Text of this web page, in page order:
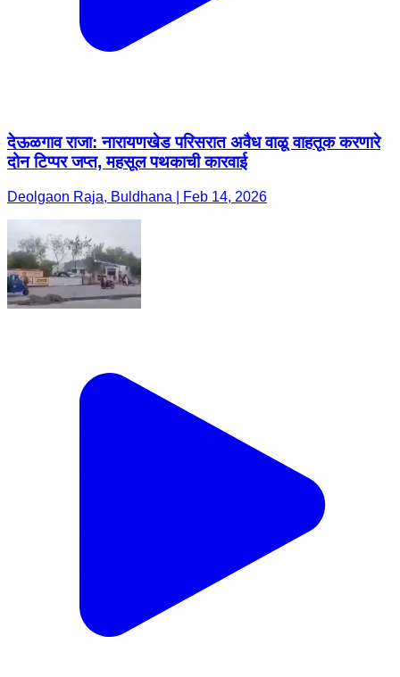
देऊळगाव राजा: नारायणखेड परिसरात अवैध वाळू वाहतूक करणारे
दोन टिप्पर जप्त, महसूल पथकाची कारवाई
Deolgaon Raja, Buldhana | Feb 14, 2026